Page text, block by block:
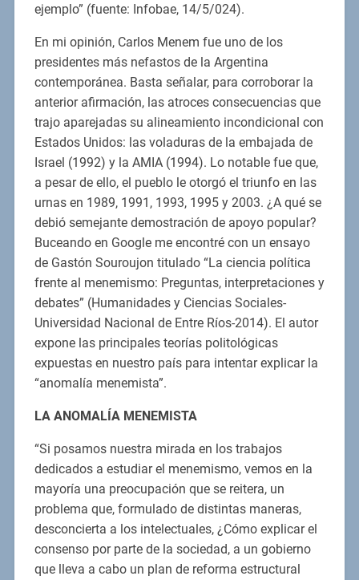
ejemplo” (fuente: Infobae, 14/5/024).
En mi opinión, Carlos Menem fue uno de los
presidentes más nefastos de la Argentina
contemporánea. Basta señalar, para corroborar la
anterior afirmación, las atroces consecuencias que
trajo aparejadas su alineamiento incondicional con
Estados Unidos: las voladuras de la embajada de
Israel (1992) y la AMIA (1994). Lo notable fue que,
a pesar de ello, el pueblo le otorgó el triunfo en las
urnas en 1989, 1991, 1993, 1995 y 2003. ¿A qué se
debió semejante demostración de apoyo popular?
Buceando en Google me encontré con un ensayo
de Gastón Souroujon titulado “La ciencia política
frente al menemismo: Preguntas, interpretaciones y
debates” (Humanidades y Ciencias Sociales-
Universidad Nacional de Entre Ríos-2014). El autor
expone las principales teorías politológicas
expuestas en nuestro país para intentar explicar la
“anomalía menemista”.
LA ANOMALÍA MENEMISTA
“Si posamos nuestra mirada en los trabajos
dedicados a estudiar el menemismo, vemos en la
mayoría una preocupación que se reitera, un
problema que, formulado de distintas maneras,
desconcierta a los intelectuales, ¿Cómo explicar el
consenso por parte de la sociedad, a un gobierno
que lleva a cabo un plan de reforma estructural